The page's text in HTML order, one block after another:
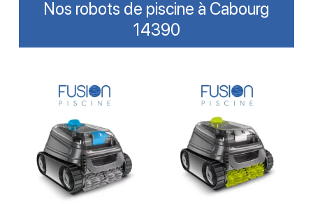
Nos robots de piscine à Cabourg
14390